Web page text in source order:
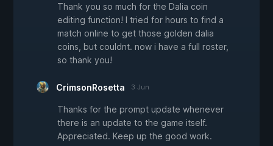
Thank you so much for the Dalia coin
editing function! I tried for hours to find a
match online to get those golden dalia
coins, but couldnt. now i have a full roster,
so thank you!
CrimsonRosetta 3 Jun
Thanks for the prompt update whenever
there is an update to the game itself.
Appreciated. Keep up the good work.